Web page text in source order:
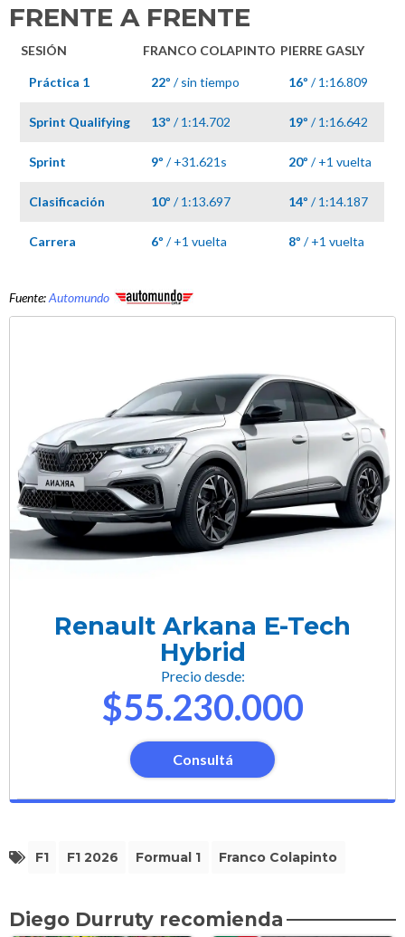
FRENTE A FRENTE
SESIÓN FRANCO COLAPINTO PIERRE GASLY
Práctica 1 22º / sin tiempo 16º / 1:16.809
Sprint Qualifying 13º / 1:14.702 19º / 1:16.642
Sprint 9º / +31.621s 20º / +1 vuelta
Clasificación 10º / 1:13.697 14º / 1:14.187
Carrera 6º / +1 vuelta 8º / +1 vuelta
Fuente:Automundo
Renault Arkana E-Tech
Hybrid
Precio desde:
$55.230.000
Consultá
F1 F1 2026 Formual 1 Franco Colapinto
Diego Durruty recomienda